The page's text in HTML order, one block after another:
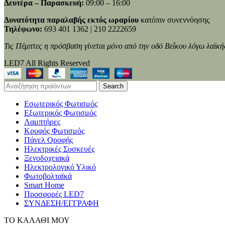
Δευτέρα – Παρασκευή: 09:00 – 16:00
Δυνατότητα παραλαβής εκτός ωραρίου κατόπιν συνεννόησης
Τηλέφωνο: 693 401 1362 | 210 2222659
Τις Πέμπτες η πρόσβαση γίνεται μόνο από την οδό Βεΐκου λόγω
LED7 All Rights Reserved
Search
Εσωτερικός Φωτισμός
Εξωτερικός Φωτισμός
Λαμπτήρες
Κρυφός Φωτισμός
Πάνελ Οροφής
Ηλεκτρικές Συσκευές
Ξενοδοχειακά
Ηλεκτρολογικό Υλικό
Φωτοβολταϊκά
Smart Home
Προσφορές LED7
ΣΥΝΔΕΣΗ/ΕΓΓΡΑΦΗ
ΤΟ ΚΑΛΑΘΙ ΜΟΥ